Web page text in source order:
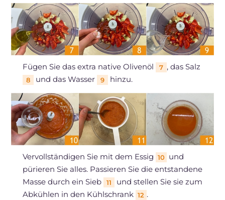
Fügen Sie das extra native Olivenöl 7 , das Salz
8 und das Wasser 9 hinzu.
Vervollständigen Sie mit dem Essig 10 und
pürieren Sie alles. Passieren Sie die entstandene
Masse durch ein Sieb
11
und stellen Sie sie zum
Abkühlen in den Kühlschrank 12 .